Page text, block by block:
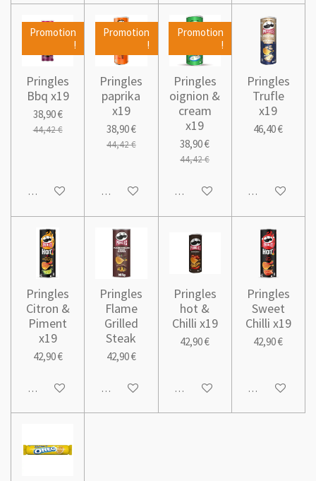
Promotion
!
Pringles
Bbq x19
38,90 €
44,42 €
Ajouter au panier
Promotion
!
Pringles
paprika
x19
38,90 €
44,42 €
Ajouter au panier
Promotion
!
Pringles
oignion &
cream
x19
38,90 €
44,42 €
Ajouter au panier
Pringles
Trufle
x19
46,40 €
Ajouter au
Pringles
Citron &
Piment
x19
42,90 €
Ajouter au panier
Pringles
Flame
Grilled
Steak
42,90 €
Ajouter au panier
Pringles
hot &
Chilli x19
42,90 €
Ajouter au panier
Pringles
Sweet
Chilli x19
42,90 €
Ajouter au